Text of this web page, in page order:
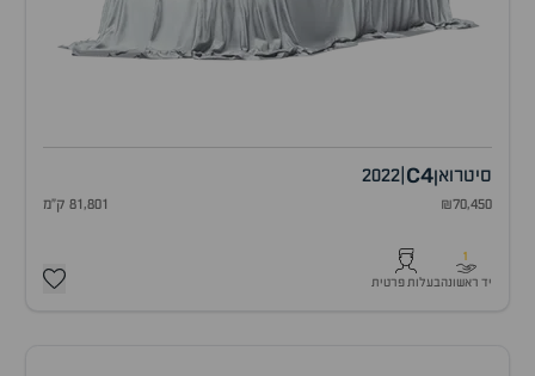
סיטרואןC4
2022
₪70,450 81,801 ק"מ
1
יד ראשונהבעלות פרטית